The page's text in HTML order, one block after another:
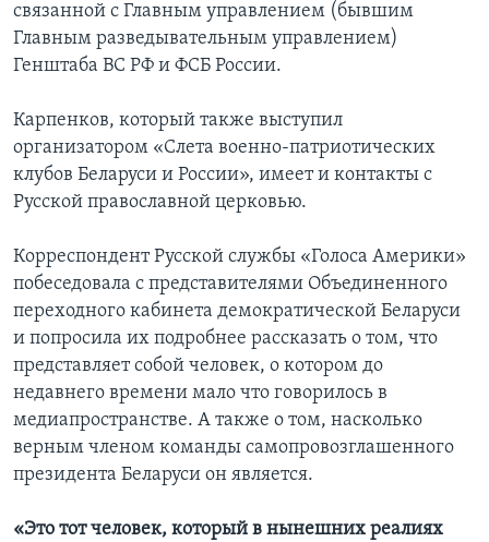
связанной с Главным управлением (бывшим
Главным разведывательным управлением)
Генштаба ВС РФ и ФСБ России.
Карпенков, который также выступил
организатором «Слета военно-патриотических
клубов Беларуси и России», имеет и контакты с
Русской православной церковью.
Корреспондент Русской службы «Голоса Америки»
побеседовала с представителями Объединенного
переходного кабинета демократической Беларуси
и попросила их подробнее рассказать о том, что
представляет собой человек, о котором до
недавнего времени мало что говорилось в
медиапространстве. А также о том, насколько
верным членом команды самопровозглашенного
президента Беларуси он является.
«Это тот человек, который в нынешних реалиях